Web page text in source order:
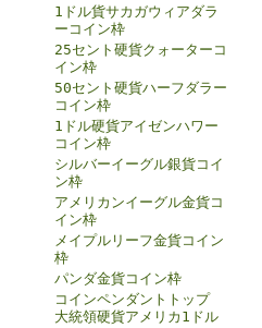
1ドル貨サカガウィアダラ
ーコイン枠
25セント硬貨クォーターコ
イン枠
50セント硬貨ハーフダラー
コイン枠
1ドル硬貨アイゼンハワー
コイン枠
シルバーイーグル銀貨コイ
ン枠
アメリカンイーグル金貨コ
イン枠
メイプルリーフ金貨コイン
枠
パンダ金貨コイン枠
コインペンダントトップ
大統領硬貨アメリカ1ドル